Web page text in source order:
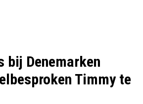
bij Denemarken
Timmy te